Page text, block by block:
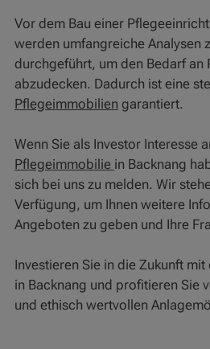
Vor dem Bau einer
werden umfangreiche Analysen
durchgeführt, um den Bedarf an
abzudecken. Dadurch ist eine
Pflegeimmobilien garantiert.
Wenn Sie als Investor Interesse
Pflegeimmobilie in Backnang
sich bei uns zu melden. Wir
Verfügung, um Ihnen weitere
Angeboten zu geben und Ihre
Investieren Sie in die Zukunft mit
in Backnang und profitieren Sie
und ethisch wertvollen